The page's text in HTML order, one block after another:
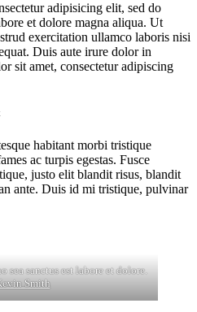
adipisicing elit, sed do
et dolore magna aliqua. Ut
exercitation ullamco laboris nisi
Duis aute irure dolor in
sit amet, consectetur adipiscing
habitant morbi tristique
ac turpis egestas. Fusce
justo elit blandit risus, blandit
ante. Duis id mi tristique, pulvinar
sea sanctus est labore et dolore.
Smith